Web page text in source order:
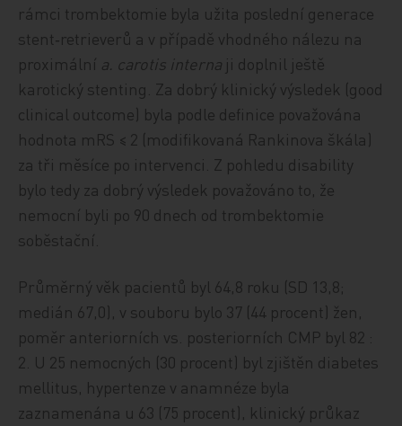
rámci trombektomie byla užita poslední generace
stent‑retrieverů a v případě vhodného nálezu na
proximální a. carotis interna ji doplnil ještě
karotický stenting. Za dobrý klinický výsledek (good
clinical outcome) byla podle definice považována
hodnota mRS ≤ 2 (modifikovaná Rankinova škála)
za tři měsíce po intervenci. Z pohledu disability
bylo tedy za dobrý výsledek považováno to, že
nemocní byli po 90 dnech od trombektomie
soběstační.
Průměrný věk pacientů byl 64,8 roku (SD 13,8;
medián 67,0), v souboru bylo 37 (44 procent) žen,
poměr anteriorních vs. posteriorních CMP byl 82 :
2. U 25 nemocných (30 procent) byl zjištěn diabetes
mellitus, hypertenze v anamnéze byla
zaznamenána u 63 (75 procent), klinický průkaz